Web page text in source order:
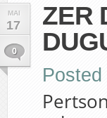
MAI
17
0
ZER
Posted